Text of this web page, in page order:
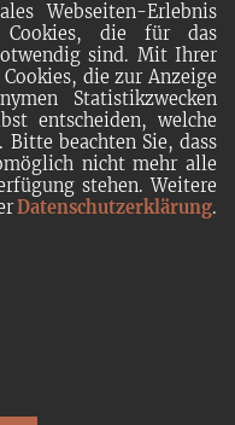
Webseiten-Erlebnis
Cookies, die für das
sind. Mit Ihrer
die zur Anzeige
Statistikzwecken
entscheiden, welche
Bitte beachten Sie, dass
nicht mehr alle
stehen. Weitere
Datenschutzerklärung.